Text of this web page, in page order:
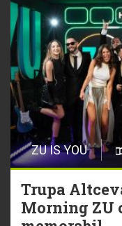
21 Iulie
Dă volumul
cu Hitul
20 Iulie
Episod nou
Christian
20 Iulie
Torpedoul lui
ZU IS YOU
Trupa
Morning ZU